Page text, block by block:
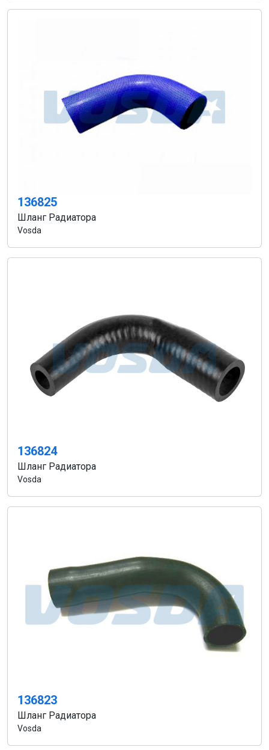
136825
Шланг Радиатора
Vosda
136824
Шланг Радиатора
Vosda
136823
Шланг Радиатора
Vosda